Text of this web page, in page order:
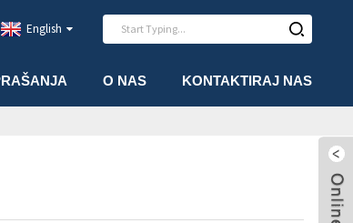
O NAS KONTAKTIRAJ NAS
English